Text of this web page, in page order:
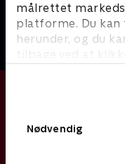
målrettet
platforme. Du
herunder, og du
tilbage ved at
Nødvendig
Granite Harbour
Krimi & Spænding • 2